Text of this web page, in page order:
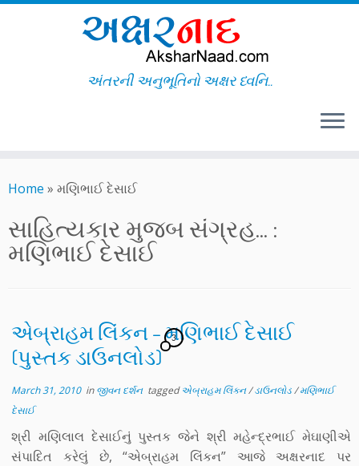
to
અંતરની અનુભૂતિનો અક્ષર ધ્વનિ..
Home » મણિભાઈ દેસાઈ
સાહિત્યકાર મુજબ સંગ્રહ... :
મણિભાઈ દેસાઈ
એબ્રાહમ લિંકન – મણિભાઈ દેસાઈ
(પુસ્તક ડાઉનલોડ)
3
March 31, 2010inજીવન દર્શન taggedએબ્રાહમ લિંકન/ડાઉનલોડ/મણિભાઈ
દેસાઈ
શ્રી મણિલાલ દેસાઈનું પુસ્તક જેને શ્રી મહેન્દ્રભાઈ મેઘાણીએ
સંપાદિત કરેલું છે, “એબ્રાહમ લિંકન” આજે અક્ષરનાદ પર